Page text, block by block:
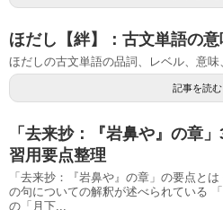
ほだし【絆】：古文単語の意
ほだしの古文単語の品詞、レベル、意味
記事を読む
「去来抄：『岩鼻や』の章
習用要点整理
「去来抄：『岩鼻や』の章」の要点と
の句についての解釈が述べられている
の「月下...